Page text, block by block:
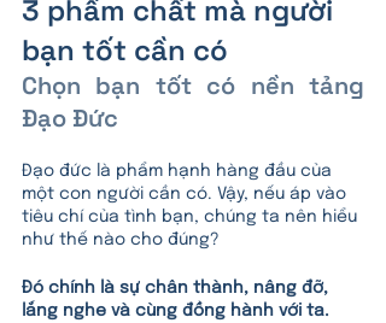
3 phẩm chất mà người
bạn tốt cần có
Chọn bạn tốt có nền tảng
Đạo Đức
Đạo đức là phẩm hạnh hàng đầu của
một con người cần có. Vậy, nếu áp vào
tiêu chí của tình bạn, chúng ta nên hiểu
như thế nào cho đúng?
Đó chính là sự chân thành, nâng đỡ,
lắng nghe và cùng đồng hành với ta.